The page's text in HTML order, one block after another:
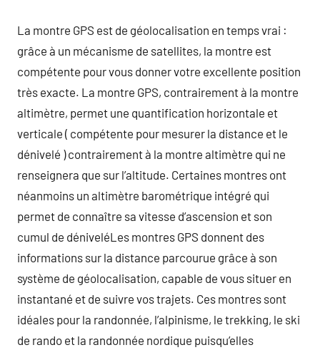
La montre GPS est de géolocalisation en temps vrai :
grâce à un mécanisme de satellites, la montre est
compétente pour vous donner votre excellente position
très exacte. La montre GPS, contrairement à la montre
altimètre, permet une quantification horizontale et
verticale ( compétente pour mesurer la distance et le
dénivelé ) contrairement à la montre altimètre qui ne
renseignera que sur l’altitude. Certaines montres ont
néanmoins un altimètre barométrique intégré qui
permet de connaître sa vitesse d’ascension et son
cumul de déniveléLes montres GPS donnent des
informations sur la distance parcourue grâce à son
système de géolocalisation, capable de vous situer en
instantané et de suivre vos trajets. Ces montres sont
idéales pour la randonnée, l’alpinisme, le trekking, le ski
de rando et la randonnée nordique puisqu’elles